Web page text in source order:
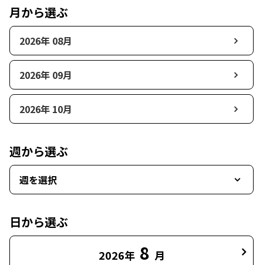
月から選ぶ
2026年 08月
2026年 09月
2026年 10月
週から選ぶ
週を選択
日から選ぶ
2026年 8 月